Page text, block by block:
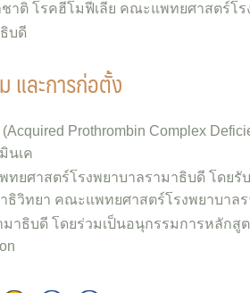
ติ โรคฮีโมฟีเลีย คณะแพทยศาสตร์โร
บดี
และการก่อตั้ง
Prothrombin Complex
นเค
ยศาสตร์โรงพยาบาลรามาธิบดี โดยรั
วิทยา คณะแพทยศาสตร์โรงพยาบาล
าธิบดี โดยร่วมเป็นอนุกรรมการหลักสู